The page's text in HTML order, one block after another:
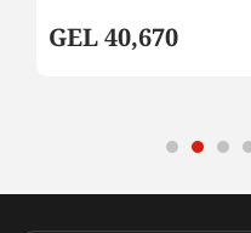
GEL 40,670